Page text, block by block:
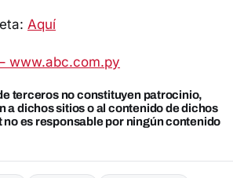
Aquí
www.abc.com.py
terceros no constituyen patrocinio,
a dichos sitios o al contenido de dichos
es responsable por ningún contenido